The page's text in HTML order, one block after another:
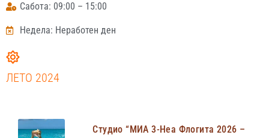
Сабота: 09:00 – 15:00
Недела: Неработен ден
ЛЕТО 2024
Студио “МИА 3-Неа Флогита 2026 –